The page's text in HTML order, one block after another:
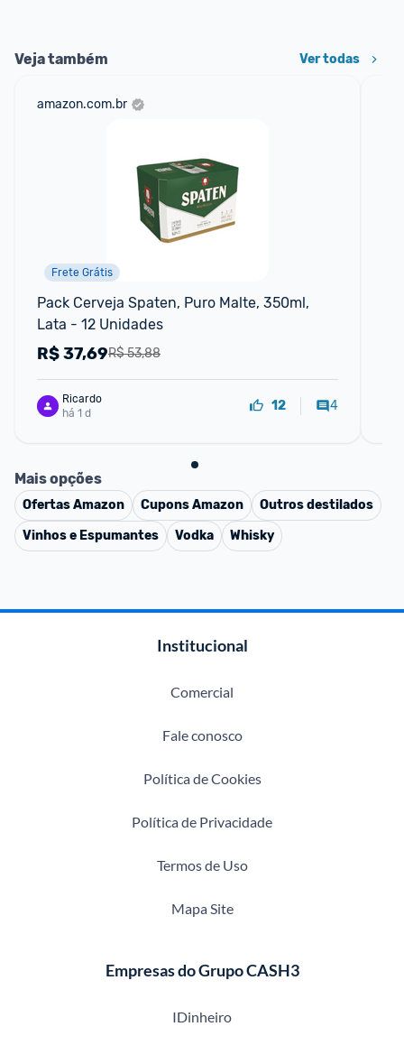
Veja também Ver todas
amazon.com.br
Frete Grátis
Pack Cerveja Spaten, Puro Malte, 350ml,
Lata - 12 Unidades
R$ 53,88
R$37,69
Ricardo
há 1 d
12 4
Mais opções
OfertasAmazon CuponsAmazon
Outros destilados
Vinhos e Espumantes
Vodka Whisky
Institucional
Comercial
Fale conosco
Política de Cookies
Política de Privacidade
Termos de Uso
Mapa Site
Empresas do Grupo CASH3
IDinheiro